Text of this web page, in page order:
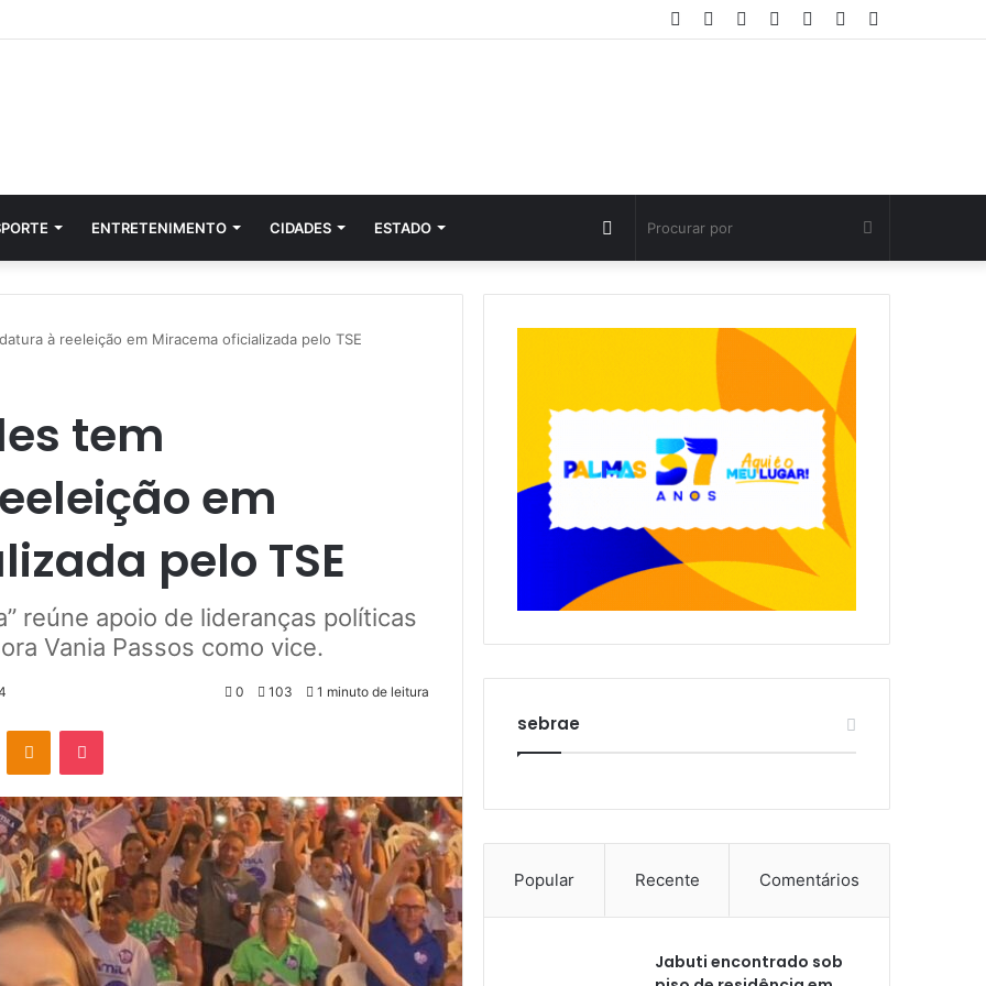
Artigo
Entrar
Instagram
YouTube
Twitter
Facebook
ENTRETENIMENTO CIDADES ESTADO
por
Switch
skin
à reeleição em Miracema oficializada pelo TSE
tem
em
pelo TSE
reúne apoio de lideranças políticas
Vania Passos como vice.
0 103 1 minuto de leitura
sebrae
Popular Recente Comentários
Jabuti encontrado sob